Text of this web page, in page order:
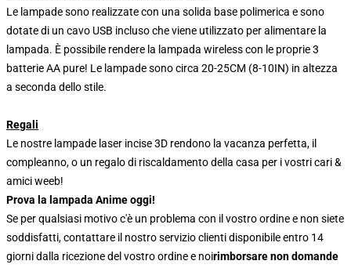
Le lampade sono realizzate con una solida base polimerica e sono
dotate di un cavo USB incluso che viene utilizzato per alimentare la
lampada. È possibile rendere la lampada wireless con le proprie 3
batterie AA pure! Le lampade sono circa 20-25CM (8-10IN) in altezza
a seconda dello stile.
Regali
Le nostre lampade laser incise 3D rendono la vacanza perfetta, il
compleanno, o un regalo di riscaldamento della casa per i vostri cari &
amici weeb!
Prova la lampada Anime oggi!
Se per qualsiasi motivo c'è un problema con il vostro ordine e non siete
soddisfatti, contattare il nostro servizio clienti disponibile entro 14
giorni dalla ricezione del vostro ordine e noirimborsare non domande